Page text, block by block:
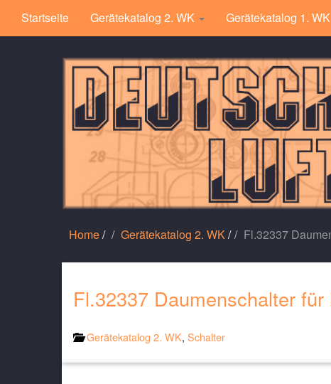
Startseite Gerätekatalog 2. WK Gerätekatalog 1. WK
Home/ Gerätekatalog 2. WK / Fl.32337
Fl.32337 Daumenschalter
Gerätekatalog 2. WK, Schalter